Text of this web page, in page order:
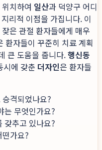
치하여 일산과 덕양구 어디
리적 이점을 가집니다. 이
은 관절 환자들에게 매우
환자들이 꾸준히 치료 계획
큰 도움을 줍니다.행신동
시에 갖춘 더자인은 환자들
격되었나요?
는 무엇인가요?
갖추고 있나요?
가요?